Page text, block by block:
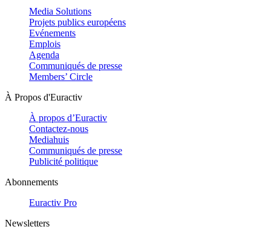
Media Solutions
Projets publics européens
Evénements
Emplois
Agenda
Communiqués de presse
Members’ Circle
À Propos d'Euractiv
À propos d’Euractiv
Contactez-nous
Mediahuis
Communiqués de presse
Publicité politique
Abonnements
Euractiv Pro
Newsletters